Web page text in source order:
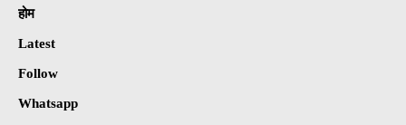
होम
Latest
Follow
Whatsapp